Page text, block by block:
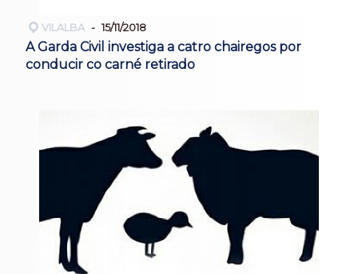
VILALBA 15/11/2018
A Garda Civil investiga a catro chairegos por
conducir co carné retirado